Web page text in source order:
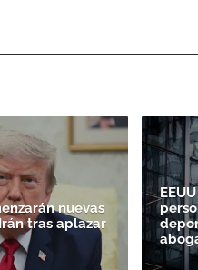
nuevas
tras aplazar